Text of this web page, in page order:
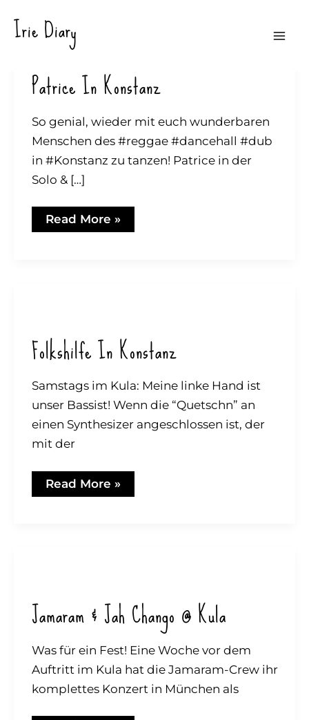
Irie Diary
Patrice In Konstanz
So genial, wieder mit euch wunderbaren
Menschen des #reggae #dancehall #dub
in #Konstanz zu tanzen! Patrice in der
Solo & […]
Patrice
in
Read More »
Folkshilfe In Konstanz
Samstags im Kula: Meine linke Hand ist
unser Bassist! Wenn die “Quetschn” an
einen Synthesizer angeschlossen ist, der
mit der
folkshilfe
in
Read More »
Jamaram & Jah Chango @ Kula
Was für ein Fest! Eine Woche vor dem
Auftritt im Kula hat die Jamaram-Crew ihr
komplettes Konzert in München als